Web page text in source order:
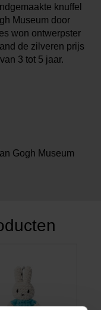
knuffel
Museum door
won ontwerpster
de zilveren prijs
3 tot 5 jaar.
Gogh Museum